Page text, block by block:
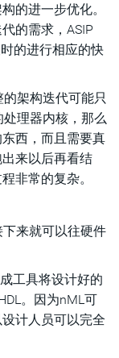
的进一步优化。
的需求，ASIP
的进行相应的快
架构迭代可能只
理器内核，那么
西，而且需要真
来以后再看结
非常的复杂。
来就可以往硬件
工具将设计好的
。因为nML可
计人员可以完全